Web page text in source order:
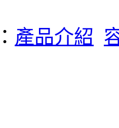
產品介紹